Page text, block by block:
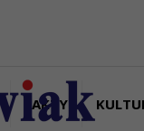
FAKTY